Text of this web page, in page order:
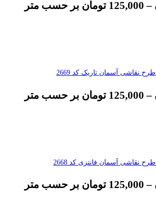
–
125,000 تومان بر حسب متر
نقاشی آسمان تاریک کد 2669
–
125,000 تومان بر حسب متر
نقاشی آسمان فانتزی کد 2668
–
125,000 تومان بر حسب متر